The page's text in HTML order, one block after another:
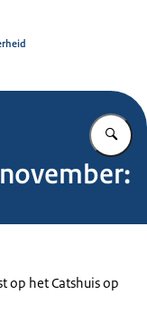
op het Catshuis op